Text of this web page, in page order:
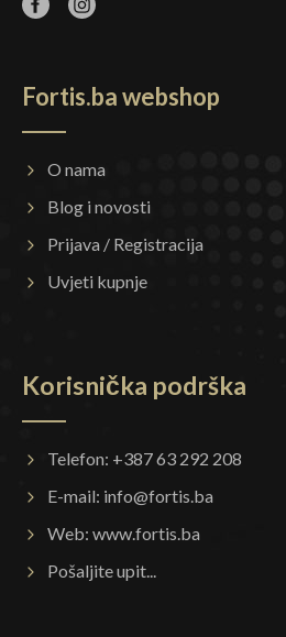
Fortis.ba webshop
O nama
Blog i novosti
Prijava / Registracija
Uvjeti kupnje
Korisnička podrška
Telefon: +387 63 292 208
E-mail: info@fortis.ba
Web: www.fortis.ba
Pošaljite upit...